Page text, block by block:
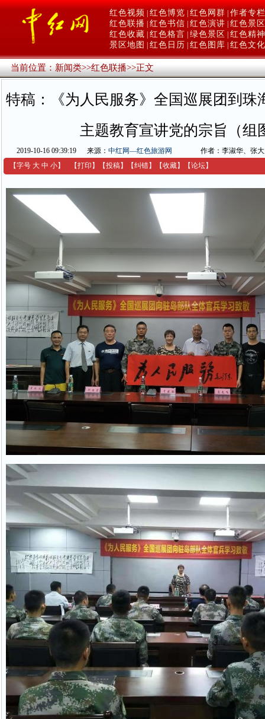
红色视频 红色博览 红色网群 作者专栏
红色联播 红色书信 红色演讲 红色景区
红色收藏 红色格言 绿色景区
红色精神
景区地图
红色日历 红色图库 红色文化
当前位置：新闻类>>红色联播>>正文
特稿：《为人民服务》全国巡展团到珠
主题教育宣讲党的宗旨（组
2019-10-16 09:39:19 来源： 中红网—红色旅游网
作者：李淑华、张
【字号 大 中 小】 【打印 】 【投稿】 【纠错】 【收藏】 【论坛】